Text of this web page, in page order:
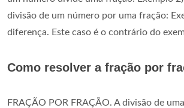
divisão de um número por uma fração:
diferença. Este caso é o contrário do
Como resolver a fração por
FRAÇÃO POR FRAÇÃO. A divisão de